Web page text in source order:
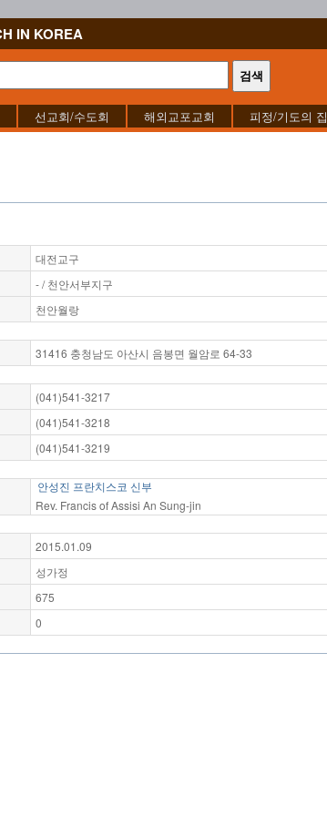
IN KOREA
선교회/수도회 해외교포교회 피정/기도의 집
대전교구
- / 천안서부지구
천안월랑
31416 충청남도 아산시 음봉면 월암로 64-33
(041)541-3217
(041)541-3218
(041)541-3219
안성진 프란치스코 신부
Rev. Francis of Assisi An Sung-jin
2015.01.09
성가정
675
0